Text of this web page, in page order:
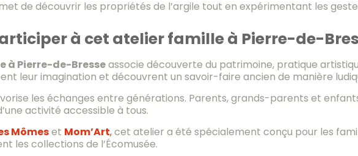
de découvrir les propriétés de l’argile tout en expérimentant les
à cet atelier famille à Pierre-de-
à Pierre-de-Bresseassocie découverte du patrimoine, pratique
leur imagination et découvrent un savoir-faire ancien de manière
les échanges entre générations. Parents, grands-parents et
activité accessible à tous.
Mômeset Mom’Art,cet atelier a été spécialement conçu pour les
les collections de l’Écomusée.